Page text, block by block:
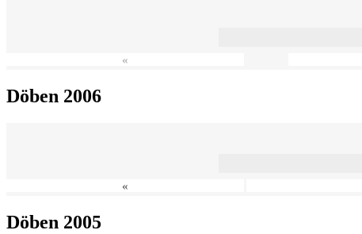
«
Döben 2006
«
Döben 2005